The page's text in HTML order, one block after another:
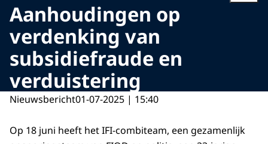
Aanhoudingen op
verdenking van
subsidiefraude en
verduistering
Nieuwsbericht01-07-2025 | 15:40
Op 18 juni heeft het IFI-combiteam, een gezamenlijk